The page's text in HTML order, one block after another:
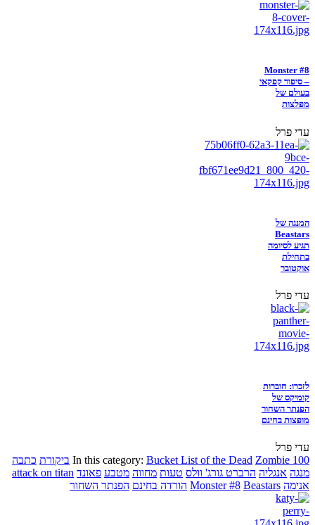
Monster #8
– סיפור קפקאי
בעולם של
מפלצות
עדי פרל
המנגה של
Beastars
תגיע לסיומה
בתחילת
אוקטובר
עדי פרל
לזכרו: חוברות
קומיקס של
הפנתר השחור
מופצות בחינם
עדי פרל
In this category: Bucket List of the Dead Zombie 100 ביקורת כתבה
מנגה אנגליה הרברט גורג' וולס טעות מחווה מטבע פאונד attack on titan
אנימה
Monster #8 Beastars הורדה בחינם הפנתר השחור